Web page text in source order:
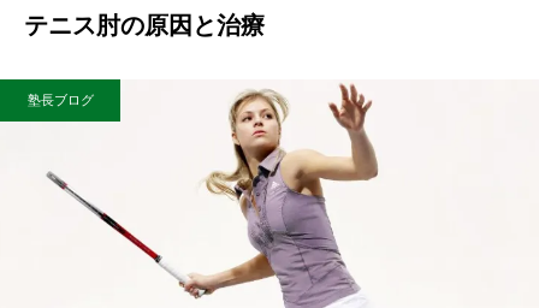
テニス肘の原因と治療
塾長ブログ